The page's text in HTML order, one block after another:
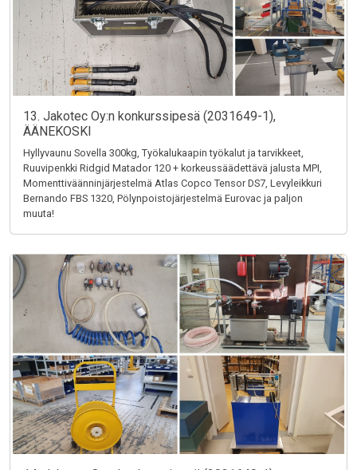
13. Jakotec Oy:n konkurssipesä (2031649-1),
ÄÄNEKOSKI
Hyllyvaunu Sovella 300kg, Työkalukaapin työkalut ja tarvikkeet,
Ruuvipenkki Ridgid Matador 120 + korkeussäädettävä jalusta MPI,
Momenttiväänninjärjestelmä Atlas Copco Tensor DS7, Levyleikkuri
Bernando FBS 1320, Pölynpoistojärjestelmä Eurovac ja paljon
muuta!